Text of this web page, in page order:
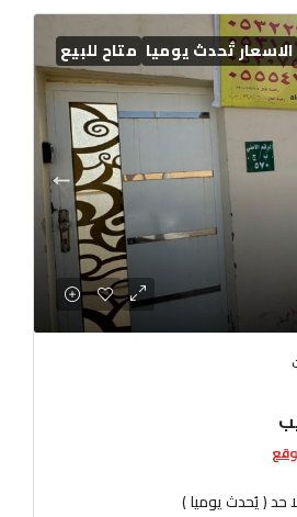
الاسعار تُحدث يوميا متاح للبيع
حد ( يُحدث يوميا )